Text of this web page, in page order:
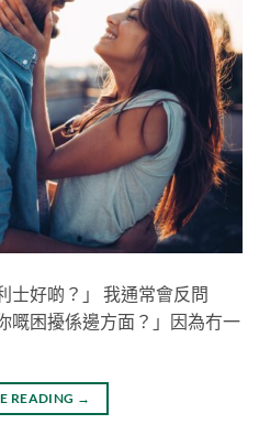
士好啲？」 我通常會反問
嘅困擾係邊方面？」因為冇一
READING →